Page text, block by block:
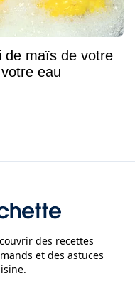
de maïs de votre
eau
des recettes
et des astuces